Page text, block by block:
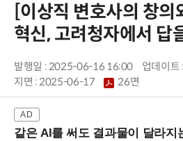
[이상직 변호사의 창의
혁신, 고려청자에서 답
발행일 : 2025-06-16 16:00
업데이
지면 :2025-06-17 26면
같은 AI를 써도 결과물이 달라지는